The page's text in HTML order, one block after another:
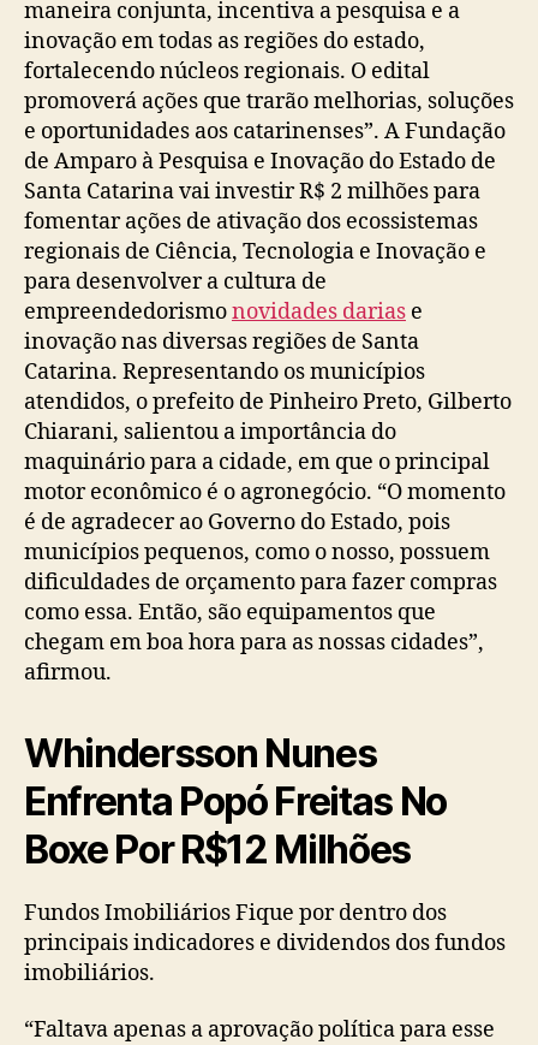
maneira conjunta, incentiva a pesquisa e a
inovação em todas as regiões do estado,
fortalecendo núcleos regionais. O edital
promoverá ações que trarão melhorias, soluções
e oportunidades aos catarinenses”. A Fundação
de Amparo à Pesquisa e Inovação do Estado de
Santa Catarina vai investir R$ 2 milhões para
fomentar ações de ativação dos ecossistemas
regionais de Ciência, Tecnologia e Inovação e
para desenvolver a cultura de
empreendedorismonovidades darias e
inovação nas diversas regiões de Santa
Catarina. Representando os municípios
atendidos, o prefeito de Pinheiro Preto, Gilberto
Chiarani, salientou a importância do
maquinário para a cidade, em que o principal
motor econômico é o agronegócio. “O momento
é de agradecer ao Governo do Estado, pois
municípios pequenos, como o nosso, possuem
dificuldades de orçamento para fazer compras
como essa. Então, são equipamentos que
chegam em boa hora para as nossas cidades”,
afirmou.
Whindersson Nunes
Enfrenta Popó Freitas No
Boxe Por R$12 Milhões
Fundos Imobiliários Fique por dentro dos
principais indicadores e dividendos dos fundos
imobiliários.
“Faltava apenas a aprovação política para esse